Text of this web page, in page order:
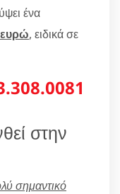
ένα
ευρώ, ειδικά σε
στην
σημαντικό